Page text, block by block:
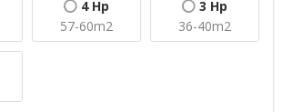
4 Hp
57-60m2
3 Hp
36-40m2